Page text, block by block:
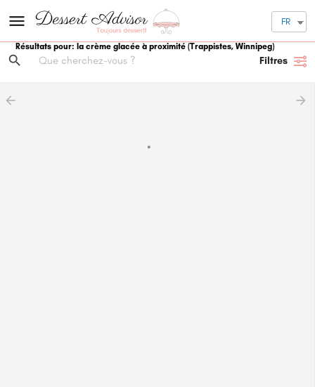
FR
Résultats pour: la crème glacée à proximité (Trappistes, Winnipeg)
Filtres
arrow_backward arrow_forward